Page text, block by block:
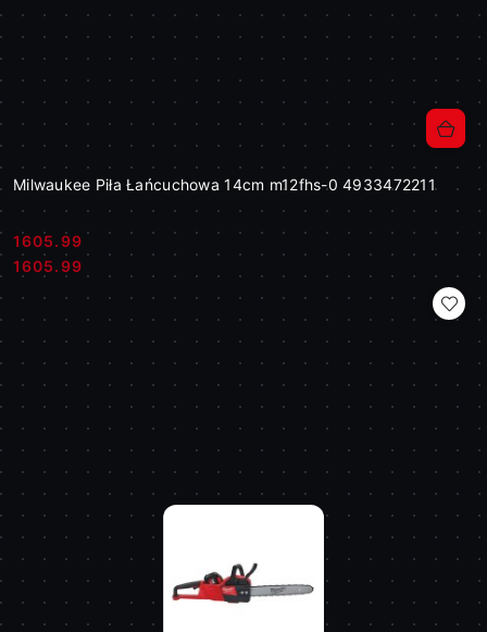
Milwaukee Piła Łańcuchowa 14cm m12fhs-0 4933472211
Cena:
1605.99
Cena:
1605.99